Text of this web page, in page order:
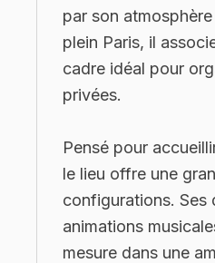
par son
plein Paris, il
cadre idéal pour
privées.
Pensé pour
le lieu offre une
configurations. Ses
animations
mesure dans une